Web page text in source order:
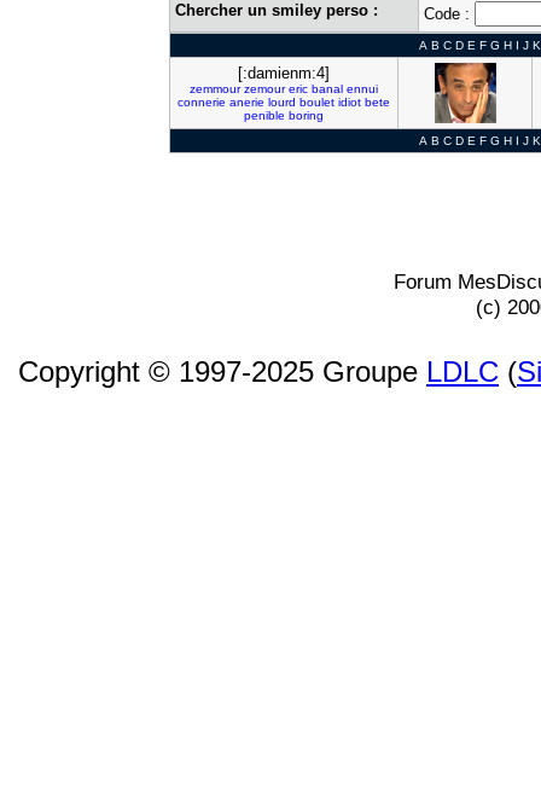
Chercher un smiley perso : Code :
A B C D E F G H I J K
[:damienm:4]
zemmour zemour eric banal ennui
connerie anerie lourd boulet idiot bete
penible boring
A B C D E F G H I J K
Forum
(c)
Copyright © 1997-2025 Groupe LDLC (